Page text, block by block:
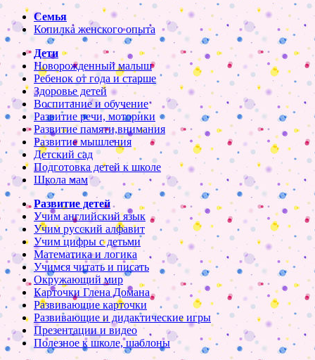
Семья
Копилка женского опыта
Дети
Новорожденный малыш
Ребенок от года и старше
Здоровье детей
Воспитание и обучение
Развитие речи, моторики
Развитие памяти,внимания
Развитие мышления
Детский сад
Подготовка детей к школе
Школа мам
Развитие детей
Учим английский язык
Учим русский алфавит
Учим цифры с детьми
Математика и логика
Учимся читать и писать
Окружающий мир
Карточки Глена Домана
Развивающие карточки
Развивающие и дидактические игры
Презентации и видео
Полезное к школе, шаблоны